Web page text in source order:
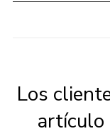
Los
artículo